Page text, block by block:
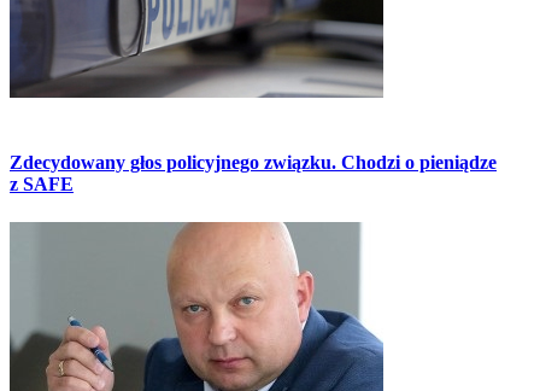
Zdecydowany głos policyjnego związku. Chodzi o pieniądze
z SAFE